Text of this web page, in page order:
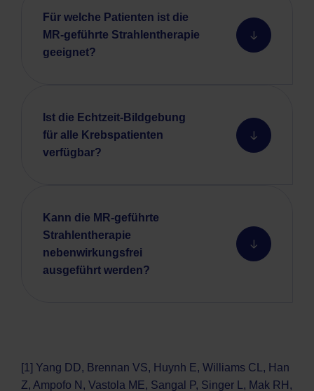
Für welche Patienten ist die
MR-geführte Strahlentherapie
geeignet?
Ist die Echtzeit-Bildgebung
für alle Krebspatienten
verfügbar?
Kann die MR-geführte
Strahlentherapie
nebenwirkungsfrei
ausgeführt werden?
[1] Yang DD, Brennan VS, Huynh E, Williams CL, Han
Z, Ampofo N, Vastola ME, Sangal P, Singer L, Mak RH,